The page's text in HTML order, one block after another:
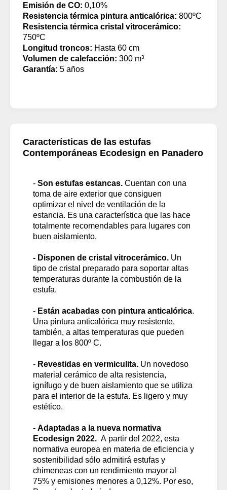
Emisión de CO: 0,10%
Resistencia térmica pintura anticalórica: 800ºC
Resistencia térmica cristal vitrocerámico:
750ºC
Longitud troncos: Hasta 60 cm
Volumen de calefacción: 300 m³
Garantía: 5 años
Características de las estufas
Contemporáneas Ecodesign en Panadero
- Son estufas estancas. Cuentan con una
toma de aire exterior que consiguen
optimizar el nivel de ventilación de la
estancia. Es una característica que las hace
totalmente recomendables para lugares con
buen aislamiento.
- Disponen de cristal vitrocerámico. Un
tipo de cristal preparado para soportar altas
temperaturas durante la combustión de la
estufa.
- Están acabadas con pintura anticalórica.
Una pintura anticalórica muy resistente,
también, a altas temperaturas que pueden
llegar a los 800º C.
- Revestidas en vermiculita. Un novedoso
material cerámico de alta resistencia,
ignífugo y de buen aislamiento que se utiliza
para el interior de la estufa. Es ligero y muy
estético.
- Adaptadas a la nueva normativa
Ecodesign 2022. A partir del 2022, esta
normativa europea en materia de eficiencia y
sostenibilidad sólo admitirá estufas y
chimeneas con un rendimiento mayor al
75% y emisiones menores a 0,12%. Por eso,